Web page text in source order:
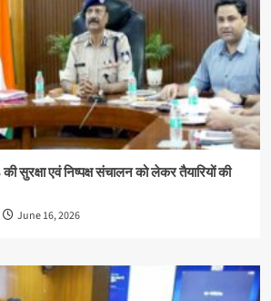
सुरक्षा एवं निष्पक्ष संचालन को लेकर तैयारियों की
June 16, 2026